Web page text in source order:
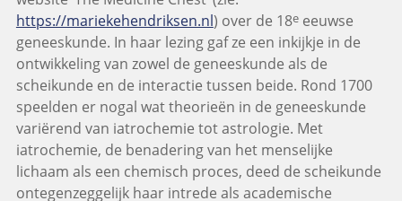
https://mariekehendriksen.nl) over de 18eeeuwse
geneeskunde. In haar lezing gaf ze een inkijkje in de
ontwikkeling van zowel de geneeskunde als de
scheikunde en de interactie tussen beide. Rond 1700
speelden er nogal wat theorieën in de geneeskunde
variërend van iatrochemie tot astrologie. Met
iatrochemie, de benadering van het menselijke
lichaam als een chemisch proces, deed de scheikunde
ontegenzeggelijk haar intrede als academische